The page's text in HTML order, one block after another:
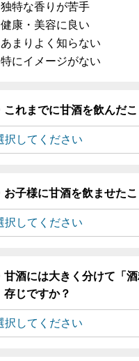
独特な香りが苦手
健康・美容に良い
あまりよく知らない
特にイメージがない
これまでに甘酒を飲んだ
お子様に甘酒を飲ませた
甘酒には大きく分けて「
存じですか？